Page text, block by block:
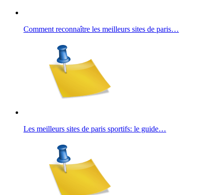
Comment reconnaître les meilleurs sites de paris…
Les meilleurs sites de paris sportifs: le guide…